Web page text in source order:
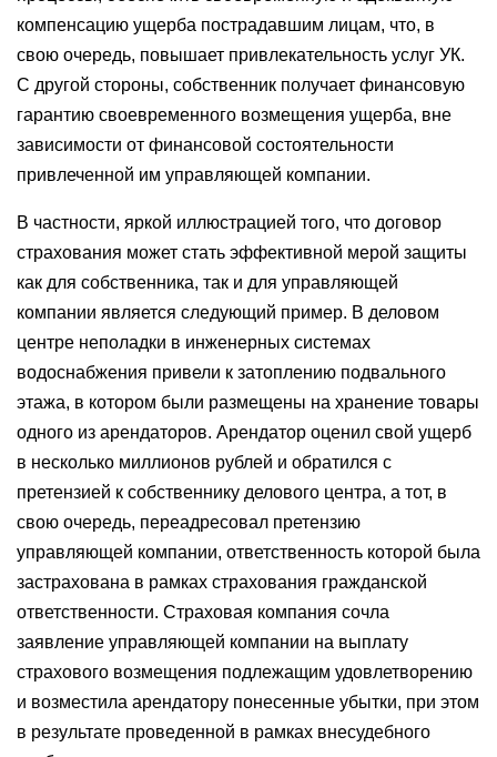
компенсацию ущерба пострадавшим лицам, что, в
свою очередь, повышает привлекательность услуг УК.
С другой стороны, собственник получает финансовую
гарантию своевременного возмещения ущерба, вне
зависимости от финансовой состоятельности
привлеченной им управляющей компании.
В частности, яркой иллюстрацией того, что договор
страхования может стать эффективной мерой защиты
как для собственника, так и для управляющей
компании является следующий пример. В деловом
центре неполадки в инженерных системах
водоснабжения привели к затоплению подвального
этажа, в котором были размещены на хранение товары
одного из арендаторов. Арендатор оценил свой ущерб
в несколько миллионов рублей и обратился с
претензией к собственнику делового центра, а тот, в
свою очередь, переадресовал претензию
управляющей компании, ответственность которой была
застрахована в рамках страхования гражданской
ответственности. Страховая компания сочла
заявление управляющей компании на выплату
страхового возмещения подлежащим удовлетворению
и возместила арендатору понесенные убытки, при этом
в результате проведенной в рамках внесудебного